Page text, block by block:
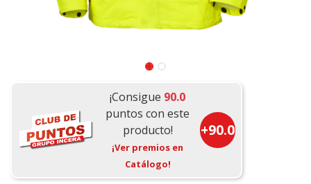
¡Consigue 90.0
puntos con este
producto!
¡Ver premios en
Catálogo!
+90.0